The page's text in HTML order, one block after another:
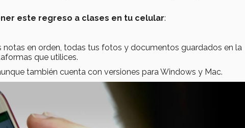
este regreso a clases en tu celular:
notas en orden, todas tus fotos y documentos guardados en la
que utilices.
también cuenta con versiones para Windows y Mac.